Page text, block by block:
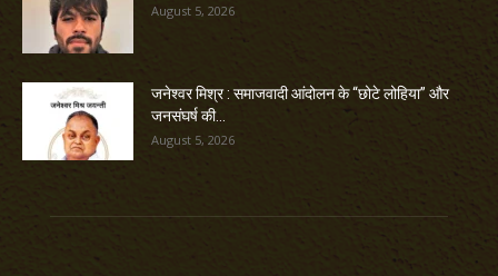
August 5, 2026
जनेश्वर मिश्र : समाजवादी आंदोलन के “छोटे लोहिया” और
जनसंघर्ष की...
August 5, 2026